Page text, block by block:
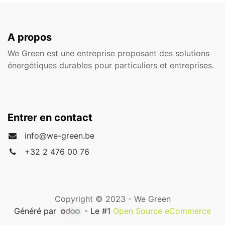
A propos
We Green est une entreprise proposant des solutions
énergétiques durables pour particuliers et entreprises.
Entrer en contact
info@we-green.be
+32 2 476 00 76
Copyright © 2023 - We Green
Généré par
- Le #1 Open Source eCommerce